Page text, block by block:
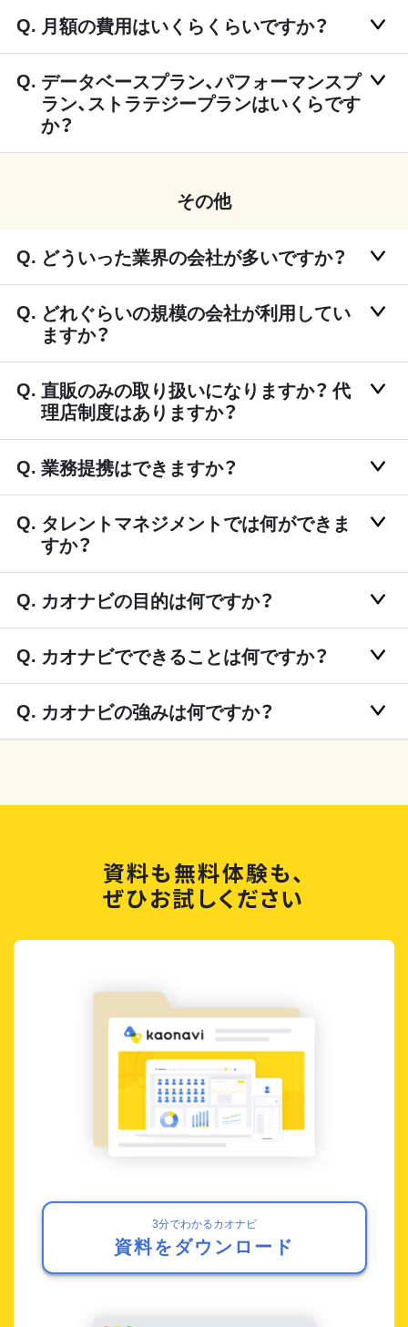
月額の費用はいくらくらいですか？
データベースプラン、パフォーマンスプ
ラン、ストラテジープランはいくらです
か？
その他
どういった業界の会社が多いですか？
どれぐらいの規模の会社が利用してい
ますか？
直販のみの取り扱いになりますか？ 代
理店制度はありますか？
業務提携はできますか？
タレントマネジメントでは何ができま
すか？
カオナビの目的は何ですか？
カオナビでできることは何ですか？
カオナビの強みは何ですか？
資料も無料体験も、
ぜひお試しください
3分でわかるカオナビ
資料をダウンロード